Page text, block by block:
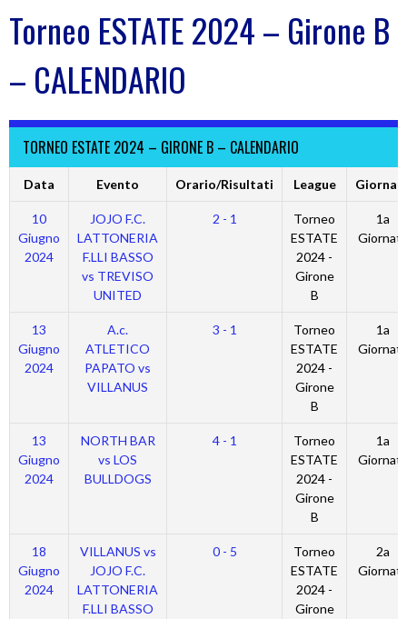
Torneo ESTATE 2024 – Girone B
– CALENDARIO
TORNEO ESTATE 2024 – GIRONE B – CALENDARIO
Data Evento Orario/Risultati League
10
Giugno
2024
JOJO F.C.
LATTONERIA
F.LLI BASSO
vs TREVISO
UNITED
2 - 1
Torneo
ESTATE
2024 -
Girone
B
1a
Giornata
13
Giugno
2024
A.c.
ATLETICO
PAPATO vs
VILLANUS
3 - 1
Torneo
ESTATE
2024 -
Girone
B
1a
Giornata
13
Giugno
2024
NORTH BAR
vs LOS
BULLDOGS
4 - 1
Torneo
ESTATE
2024 -
Girone
B
1a
Giornata
18
Giugno
2024
VILLANUS vs
JOJO F.C.
LATTONERIA
F.LLI BASSO
0 - 5
Torneo
ESTATE
2024 -
Girone
2a
Giornata